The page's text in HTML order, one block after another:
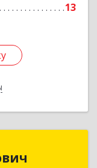
13
Иванович